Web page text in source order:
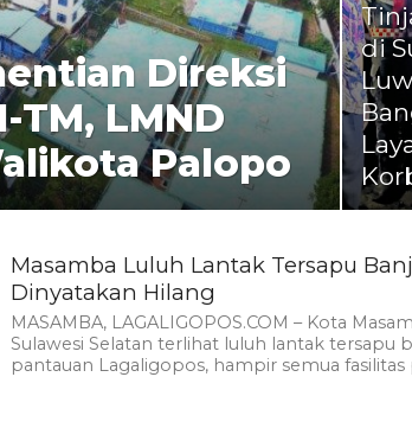
Direksi
TM, LMND
Palopo
di
Masamba Luluh Lantak Tersapu
Dinyatakan Hilang
MASAMBA, LAGALIGOPOS.COM – Kota
Sulawesi Selatan terlihat luluh lantak tersapu
pantauan Lagaligopos, hampir semua fasilitas